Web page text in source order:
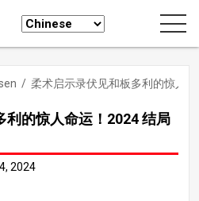
/ 柔术启示录伏见和板多利的惊人
利的惊人命运！2024 结局
2024